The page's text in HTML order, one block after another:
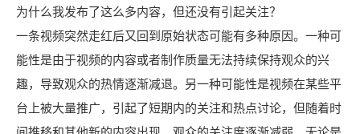
为什么我发布了这么多内容，但还没有引起关注？
一条视频突然走红后又回到原始状态可能有多种原因。一种可
能性是由于视频的内容或者制作质量无法持续保持观众的兴
趣，导致观众的热情逐渐减退。另一种可能性是视频在某些平
台上被大量推广，引起了短期内的关注和热点讨论，但随着时